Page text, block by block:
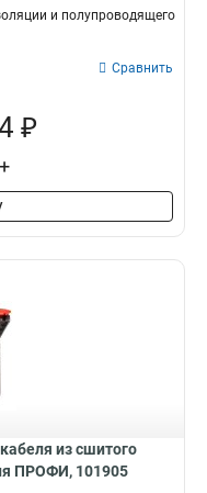
и полупроводящего
Сравнить
₽
+
из сшитого
ПРОФИ, 101905